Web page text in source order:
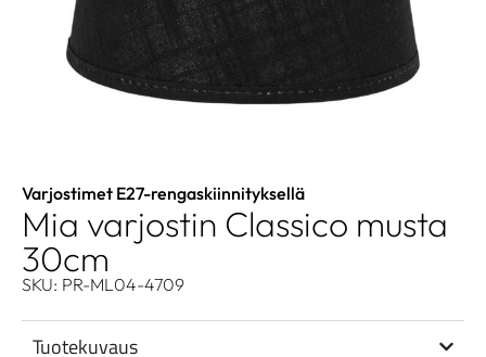
Varjostimet E27-rengaskiinnityksellä
Mia varjostin Classico musta
30cm
SKU: PR-ML04-4709
Tuotekuvaus